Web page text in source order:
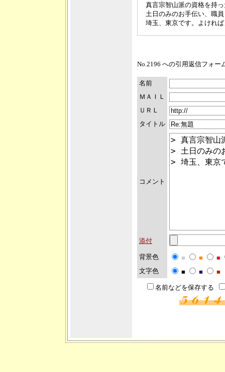
真言宗智山派の資格を持
土日のみのお手伝い、職
埼玉、東京です。よけれ
No.2196 への引用返信フォー
名前
ＭＡＩＬ
ＵＲＬ
タイトル
コメント
添付
背景色 ■ ■
■
文字色
■ ■ ■
名前などを保存する